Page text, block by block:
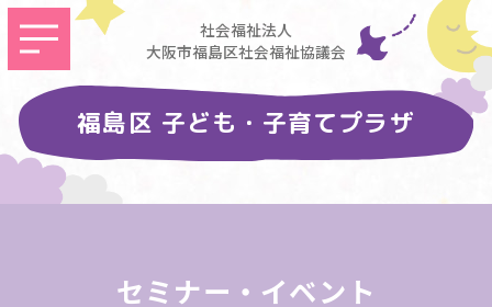
社会福祉法人
大阪市福島区社会福祉協議会
福島区 子ども・子育てプラザ
セミナー・イベント